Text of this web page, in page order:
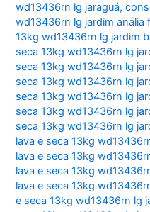
wd13436rn lg jaraguá,
wd13436rn lg jardim anália
13kg wd13436rn lg jardim
seca 13kg wd13436rn lg
seca 13kg wd13436rn lg
seca 13kg wd13436rn lg
seca 13kg wd13436rn lg
seca 13kg wd13436rn lg
seca 13kg wd13436rn lg
lava e seca 13kg
lava e seca 13kg
lava e seca 13kg
lava e seca 13kg
e seca 13kg wd13436rn lg